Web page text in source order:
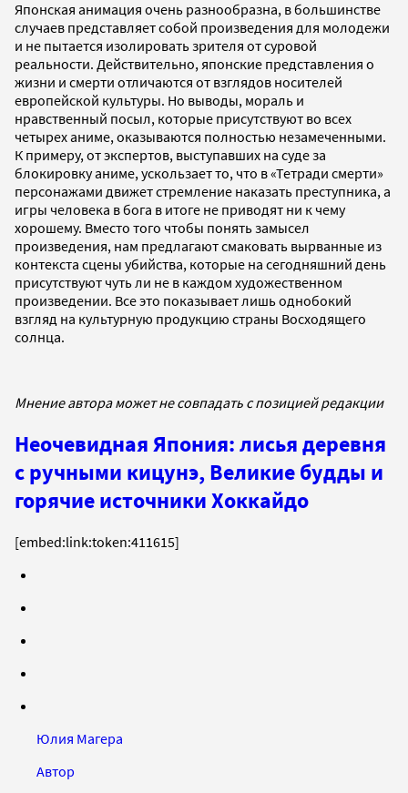
Японская анимация очень разнообразна, в большинстве
случаев представляет собой произведения для молодежи
и не пытается изолировать зрителя от суровой
реальности. Действительно, японские представления о
жизни и смерти отличаются от взглядов носителей
европейской культуры. Но выводы, мораль и
нравственный посыл, которые присутствуют во всех
четырех аниме, оказываются полностью незамеченными.
К примеру, от экспертов, выступавших на суде за
блокировку аниме, ускользает то, что в «Тетради смерти»
персонажами движет стремление наказать преступника, а
игры человека в бога в итоге не приводят ни к чему
хорошему. Вместо того чтобы понять замысел
произведения, нам предлагают смаковать вырванные из
контекста сцены убийства, которые на сегодняшний день
присутствуют чуть ли не в каждом художественном
произведении. Все это показывает лишь однобокий
взгляд на культурную продукцию страны Восходящего
солнца.
Мнение автора может не совпадать с позицией редакции
Неочевидная Япония: лисья деревня
с ручными кицунэ, Великие будды и
горячие источники Хоккайдо
[embed:link:token:411615]
Юлия Магера
Автор